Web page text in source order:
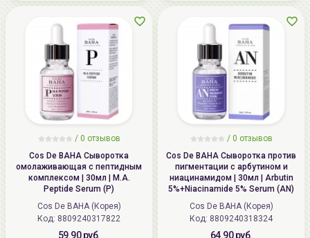
/ 0 отзывов
Cos De BAHA Сыворотка
омолаживающая с пептидным
комплексом | 30мл | M.A.
Peptide Serum (P)
Cos De BAHA (Корея)
Код: 8809240317822
59.90 руб.
/ 0 отзывов
Cos De BAHA Сыворотка против
пигментации с арбутином и
ниацинамидом | 30мл | Arbutin
5%+Niacinamide 5% Serum (AN)
Cos De BAHA (Корея)
Код: 8809240318324
64.90 руб.